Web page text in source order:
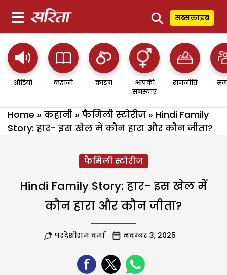
⚲ सब्सक्राइब
ऑडियो कहानी क्राइम
आपकी
समस्याएं
राजनीति
Home » कहानी » फैमिली स्टोरीज » Hindi Family
Story: हार- इस खेल में कौन हारा और कौन जीता?
फैमिली स्टोरीज
Hindi Family Story: हार- इस खेल में
कौन हारा और कौन जीता?
परदेशीराम वर्मा नवम्बर 3, 2025